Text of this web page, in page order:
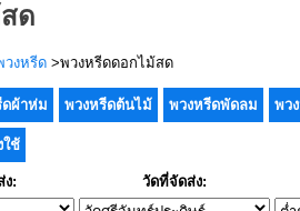
ด
วงหรีด >พวงหรีดดอกไม้สด
ดผ้าห่ม พวงหรีดต้นไม้ พวงหรีดพัดลม พว
ใช้
ง: วัดที่จัดส่ง: